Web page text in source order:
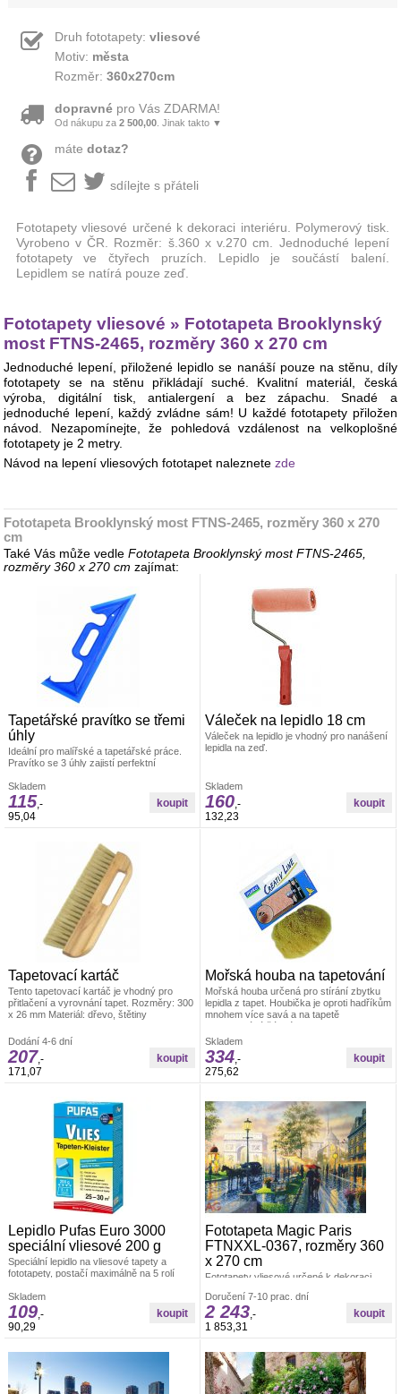
Druh fototapety: vliesové
Motiv: města
Rozměr: 360x270cm
dopravnépro Vás ZDARMA!
Od nákupu za 2 500,00. Jinak takto ▼
máte dotaz?
sdílejte s přáteli
Fototapety vliesové určené k dekoraci interiéru. Polymerový tisk.
Vyrobeno v ČR. Rozměr: š.360 x v.270 cm. Jednoduché lepení
fototapety ve čtyřech pruzích. Lepidlo je součástí balení.
Lepidlem se natírá pouze zeď.
Fototapety vliesové » Fototapeta Brooklynský
most FTNS-2465, rozměry 360 x 270 cm
Jednoduché lepení, přiložené lepidlo se nanáší pouze na stěnu, díly
fototapety se na stěnu přikládají suché. Kvalitní materiál, česká
výroba, digitální tisk, antialergení a bez zápachu. Snadé a
jednoduché lepení, každý zvládne sám! U každé fototapety přiložen
návod. Nezapomínejte, že pohledová vzdálenost na velkoplošné
fototapety je 2 metry.
Návod na lepení vliesových fototapet naleznetezde
Fototapeta Brooklynský most FTNS-2465, rozměry 360 x 270
cm
Také Vás může vedleFototapeta Brooklynský most FTNS-2465,
rozměry 360 x 270 cm zajímat:
Tapetářské pravítko se třemi
úhly
Ideální pro malířské a tapetářské práce.
Pravítko se 3 úhly zajistí perfektní
hmota
Skladem
115,-
95,04
Váleček na lepidlo 18 cm
Váleček na lepidlo je vhodný pro nanášení
lepidla na zeď.
Skladem
160,-
132,23
Tapetovací kartáč
Tento tapetovací kartáč je vhodný pro
přitlačení a vyrovnání tapet. Rozměry: 300
x 26 mm Materiál: dřevo, štětiny
Dodání 4-6 dní
207,-
171,07
Mořská houba na tapetování
Mořská houba určená pro stírání zbytku
lepidla z tapet. Houbička je oproti hadříkům
mnohem více savá a na tapetě
nezanechává žádné skvrny. Velikost cca
14 cm
Skladem
334,-
275,62
Lepidlo Pufas Euro 3000
speciální vliesové 200 g
Speciální lepidlo na vliesové tapety a
fototapety, postačí maximálně na 5 rolí
Skladem
109 ,-
90,29
Fototapeta Magic Paris
FTNXXL-0367, rozměry 360
x 270 cm
Fototapety vliesové určené k dekoraci
Rozměr: š.360 x v.270 cm. Jednoduché
lepení fototapety ve čtyřech pruzích.
Lepidlo je součástí balení. Lepidlem se
natírá pouze zeď.
Doručení 7-10 prac. dní
2 243,-
1 853,31